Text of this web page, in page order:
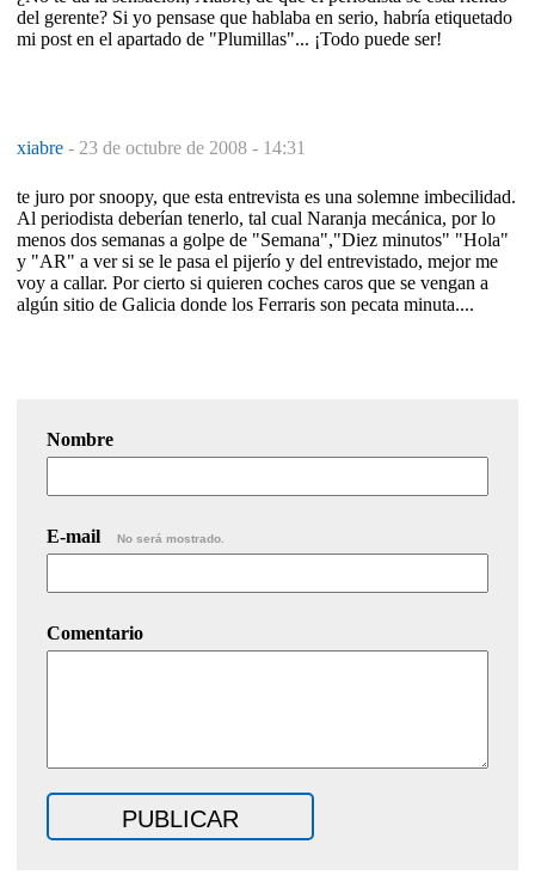
del gerente? Si yo pensase que hablaba en serio, habría etiquetado
mi post en el apartado de "Plumillas"... ¡Todo puede ser!
xiabre - 23 de octubre de 2008 - 14:31
te juro por snoopy, que esta entrevista es una solemne imbecilidad.
Al periodista deberían tenerlo, tal cual Naranja mecánica, por lo
menos dos semanas a golpe de "Semana","Diez minutos" "Hola"
y "AR" a ver si se le pasa el pijerío y del entrevistado, mejor me
voy a callar. Por cierto si quieren coches caros que se vengan a
algún sitio de Galicia donde los Ferraris son pecata minuta....
Nombre
E-mail No será mostrado.
Comentario